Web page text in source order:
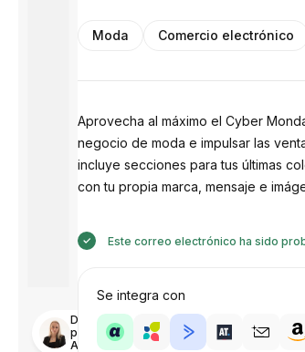
Diseñado
por
Anastasiia
Moda Comercio electrónico
Aprovecha al máximo el Cyber
negocio de moda e impulsar las
incluye secciones para tus últimas
con tu propia marca, mensaje e
Este correo electrónico ha sido
Se integra con